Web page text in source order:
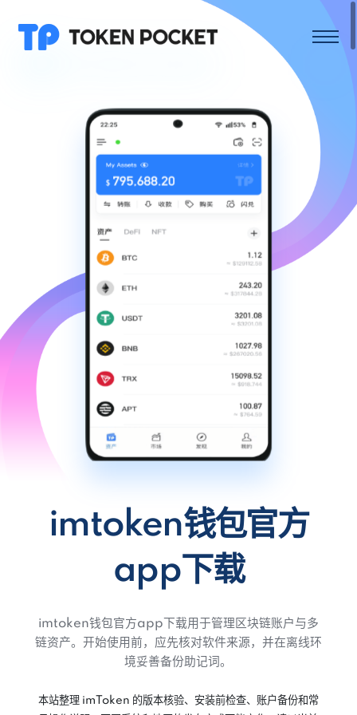
imtoken钱包官方
app下载
imtoken钱包官方app下载用于管理区块链账户与多
链资产。开始使用前，应先核对软件来源，并在离线环
境妥善备份助记词。
本站整理 imToken 的版本核验、安装前检查、账户备份和常